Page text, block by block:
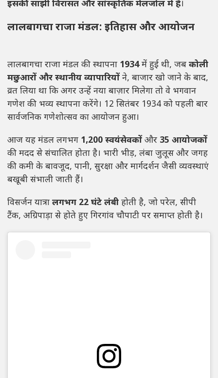
इसकी साझी विरासत और सांस्कृतिक मेलजोल में है।
लालबागचा राजा मंडल: इतिहास और आयोजन
लालबागचा राजा मंडल की स्थापना 1934में हुई थी, जब कोली
मछुआरों और स्थानीय व्यापारियों ने, बाजार खो जाने के बाद,
व्रत लिया था कि अगर उन्हें नया बाज़ार मिलेगा तो वे भगवान
गणेश की भव्य स्थापना करेंगे। 12 सितंबर 1934 को पहली बार
सार्वजनिक गणेशोत्सव का आयोजन हुआ।
आज यह मंडल लगभग 1,200 स्वयंसेवकों और 35 आयोजकों
की मदद से संचालित होता है। भारी भीड़, लंबा जुलूस और जगह
की कमी के बावजूद, पानी, सुरक्षा और मार्गदर्शन जैसी व्यवस्थाएं
बखूबी संभाली जाती हैं।
विसर्जन यात्रा लगभग 22 घंटे लंबी होती है, जो परेल, सीपी
टैंक, अग्रिपाड़ा से होते हुए गिरगांव चौपाटी पर समाप्त होती है।